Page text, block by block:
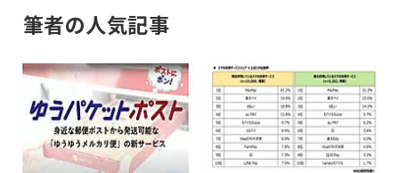
筆者の人気記事